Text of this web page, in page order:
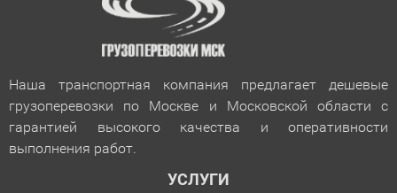
Наша транспортная компания предлагает дешевые
грузоперевозки по Москве и Московской области с
гарантией высокого качества и оперативности
выполнения работ.
УСЛУГИ